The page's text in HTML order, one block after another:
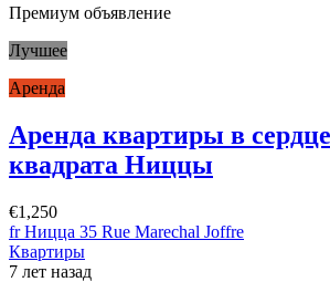
Премиум объявление
Лучшее
Аренда
Аренда квартиры в сердце
квадрата Ниццы
€1,250
fr Ницца 35 Rue Marechal Joffre
Квартиры
7 лет назад